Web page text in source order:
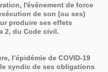
l'événement de force
de son (ou ses)
produire ses effets
2, du Code civil.
l’épidémie de COVID-19
syndic de ses obligations